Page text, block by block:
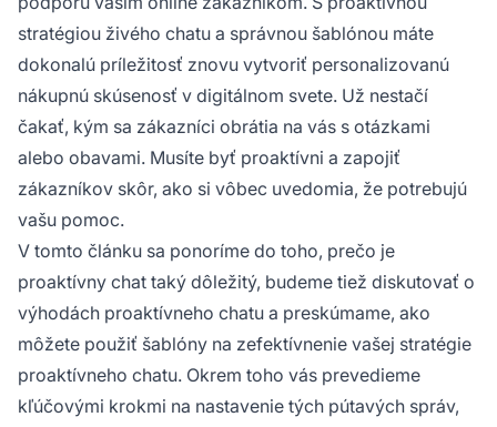
stratégiou živého chatu a správnou šablónou máte
dokonalú príležitosť znovu vytvoriť personalizovanú
nákupnú skúsenosť v digitálnom svete. Už nestačí
čakať, kým sa zákazníci obrátia na vás s otázkami
alebo obavami. Musíte byť proaktívni a zapojiť
zákazníkov skôr, ako si vôbec uvedomia, že potrebujú
vašu pomoc.
V tomto článku sa ponoríme do toho, prečo je
proaktívny chat taký dôležitý, budeme tiež diskutovať o
výhodách proaktívneho chatu a preskúmame, ako
môžete použiť šablóny na zefektívnenie vašej stratégie
proaktívneho chatu. Okrem toho vás prevedieme
kľúčovými krokmi na nastavenie tých pútavých správ,